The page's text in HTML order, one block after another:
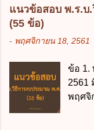
แนวข้อสอบ พ.ร.บ
(55 ข้อ)
- พฤศจิกายน 18, 2561
ข้อ 1.
2561
พฤศจิ
พฤศ